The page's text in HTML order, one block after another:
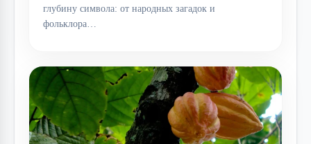
глубину символа: от народных загадок и
фольклора…